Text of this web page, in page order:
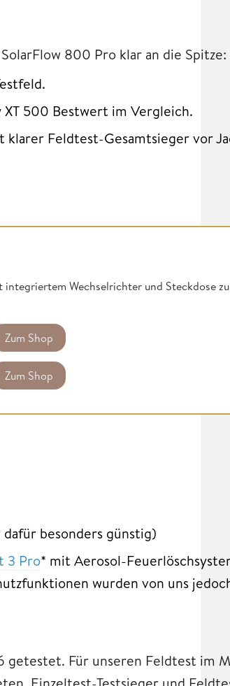
800 Pro klar an die Spitze:
XT 500 Bestwert im Vergleich.
Feldtest-Gesamtsieger vor
Wechselrichter und Steckdose
Zum Shop
Zum Shop
besonders günstig)
3 Pro* mit Aerosol-
wurden von uns
getestet. Für unseren Feldtest im